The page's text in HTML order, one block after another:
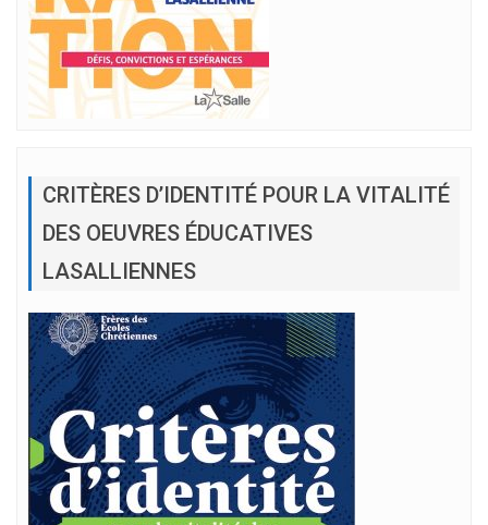
CRITÈRES D’IDENTITÉ POUR LA VITALITÉ
DES OEUVRES ÉDUCATIVES
LASALLIENNES